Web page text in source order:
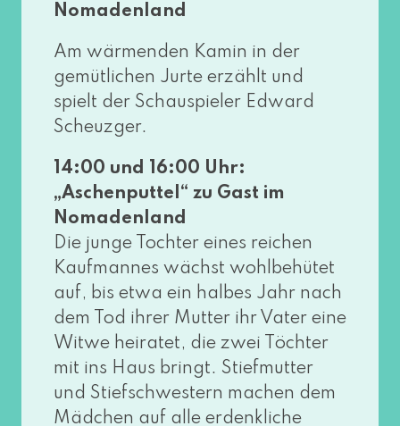
Nomadenland
Am wär­men­den Kamin in der
gemüt­li­chen Jurte erzählt und
spielt der Schauspieler Edward
Scheuzger.
14:00 und 16:00 Uhr:
„Aschenputtel“ zu Gast im
Nomadenland
Die jun­ge Tochter eines rei­chen
Kaufmannes wächst wohl­be­hü­tet
auf, bis etwa ein hal­bes Jahr nach
dem Tod ihrer Mutter ihr Vater eine
Witwe hei­ra­tet, die zwei Töchter
mit ins Haus bringt. Stiefmutter
und Stiefschwestern machen dem
Mädchen auf alle erdenk­li­che